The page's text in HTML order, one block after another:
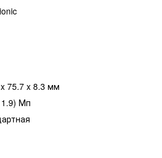
75.7 x 8.3 мм
Мп